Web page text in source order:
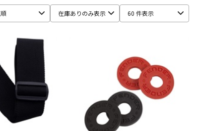
ele-king books
FERNANDES ／ Burny
Grande uomo
Gravity Guitar Picks
Happich HATA Headway
HERCO
Bass Instruments (IBBI) J.P.CARLOS
KIWAYA Ko’olau
KORG
在庫ありのみ表示 60 件表示